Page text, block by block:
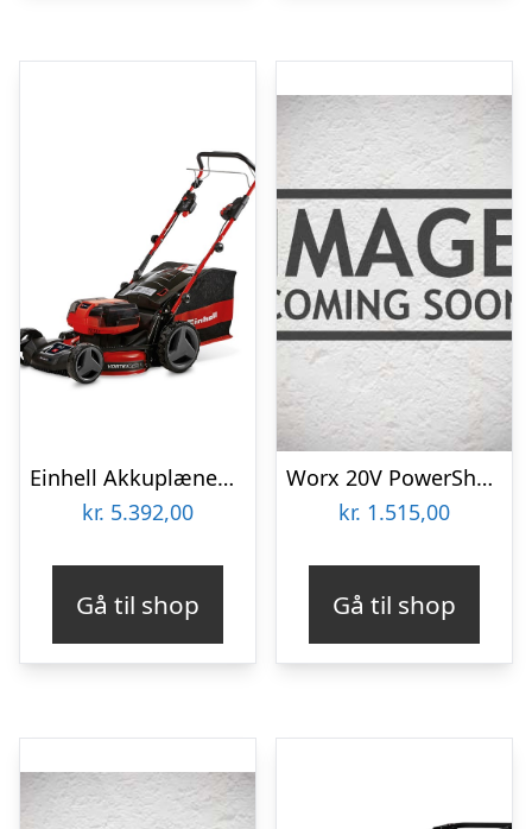
Einhell Akkuplæneklipper GE-CM 36/47 akku plæneklipper 47 cm. 4x18V/4,0A batteri og lader
kr. 5.392,00
Gå til shop
Worx 20V PowerShare Plæneklipper 33 cm med 4,0Ah batteri og lader – WG733E
kr. 1.515,00
Gå til shop